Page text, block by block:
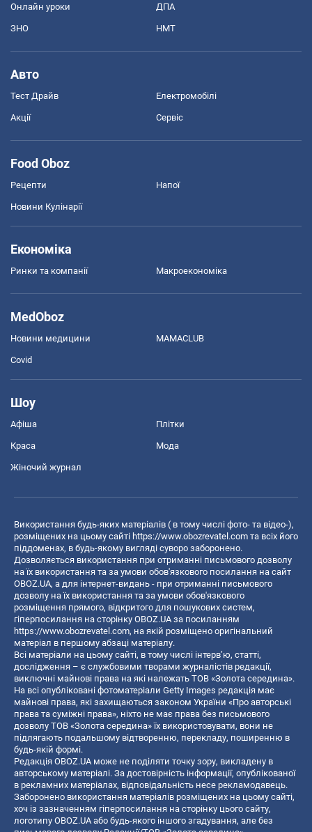
Онлайн уроки ДПА
ЗНО НМТ
Авто
Тест Драйв Електромобілі
Акції Сервіс
Food Oboz
Рецепти Напої
Новини Кулінарії
Економіка
Ринки та компанії Макроекономіка
MedOboz
Новини медицини MAMACLUB
Covid
Шоу
Афіша Плітки
Краса Мода
Жіночий журнал
Використання будь-яких матеріалів ( в тому числі фото- та відео-),
розміщених на цьому сайті https://www.obozrevatel.com та всіх його
піддоменах, в будь-якому вигляді суворо заборонено.
Дозволяється використання при отриманні письмового дозволу
на їх використання та за умови обов'язкового посилання на сайт
OBOZ.UA, а для інтернет-видань - при отриманні письмового
дозволу на їх використання та за умови обов'язкового
розміщення прямого, відкритого для пошукових систем,
гіперпосилання на сторінку OBOZ.UA за посиланням
https://www.obozrevatel.com, на якій розміщено оригінальний
матеріал в першому абзаці матеріалу.
Всі матеріали на цьому сайті, в тому числі інтерв’ю, статті,
дослідження – є службовими творами журналістів редакції,
виключні майнові права на які належать ТОВ «Золота середина».
На всі опубліковані фотоматеріали Getty Images редакція має
майнові права, які захищаються законом України «Про авторські
права та суміжні права», ніхто не має права без письмового
дозволу ТОВ «Золота середина» їх використовувати, вони не
підлягають подальшому відтворенню, перекладу, поширенню в
будь-якій формі.
Редакція OBOZ.UA може не поділяти точку зору, викладену в
авторському матеріалі. За достовірність інформації, опублікованої
в рекламних матеріалах, відповідальність несе рекламодавець.
Заборонено використання матеріалів розміщених на цьому сайті,
хоч із зазначенням гіперпосилання на сторінку цього сайту,
логотипу OBOZ.UA або будь-якого іншого згадування, але без